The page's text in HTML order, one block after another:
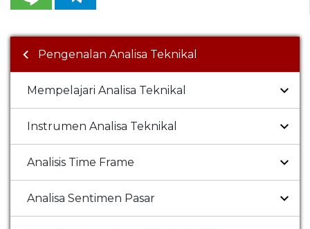
Pengenalan Analisa Teknikal
Mempelajari Analisa Teknikal
Instrumen Analisa Teknikal
Analisis Time Frame
Analisa Sentimen Pasar